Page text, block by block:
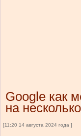
Google как
на
[11:20 14 августа 2024 года ]